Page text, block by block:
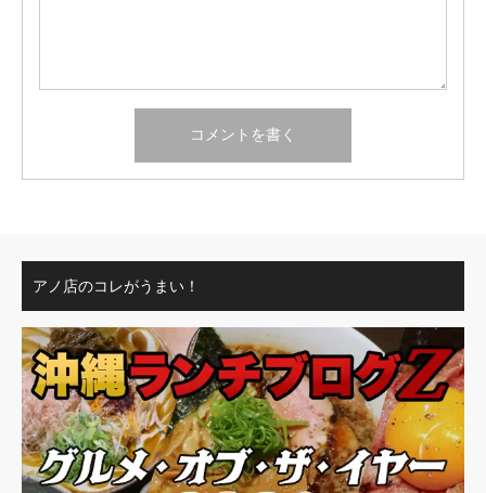
アノ店のコレがうまい！